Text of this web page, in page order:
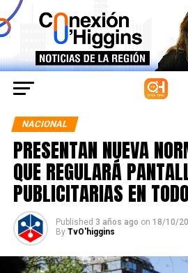
NACIONAL
PRESENTAN NUEVA
QUE REGULARÁ
PUBLICITARIAS EN
Published 3 años ago on 18/10/
By TvO'higgins